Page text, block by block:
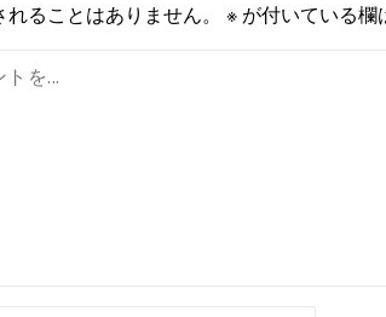
ることはありません。 ※ が付いている欄